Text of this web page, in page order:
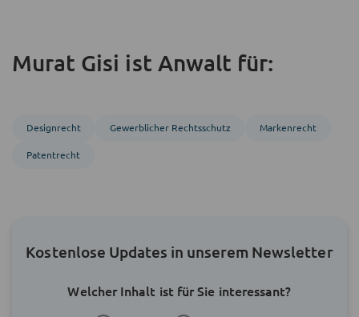
Murat Gisi ist Anwalt für:
Designrecht Gewerblicher Rechtsschutz Markenrecht
Patentrecht
Kostenlose Updates in unserem Newsletter
Welcher Inhalt ist für Sie interessant?